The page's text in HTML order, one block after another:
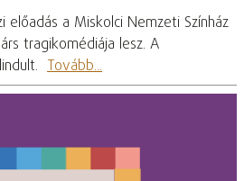
előadás a Miskolci Nemzeti Színház
tragikomédiája lesz. A
Tovább...